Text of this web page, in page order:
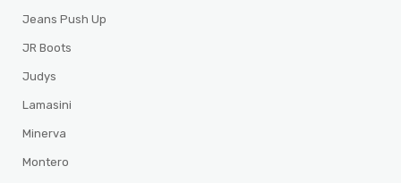
Jeans Push Up
JR Boots
Judys
Lamasini
Minerva
Montero